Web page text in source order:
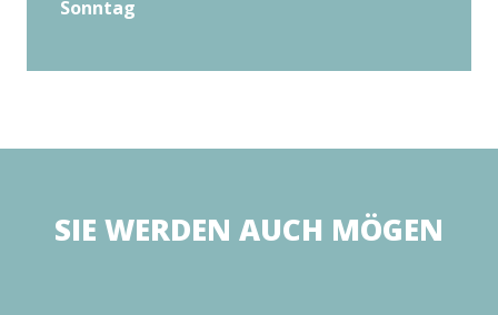
Sonntag
SIE WERDEN AUCH MÖGEN